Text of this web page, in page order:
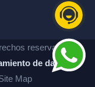
reservados. |
de datos
Map